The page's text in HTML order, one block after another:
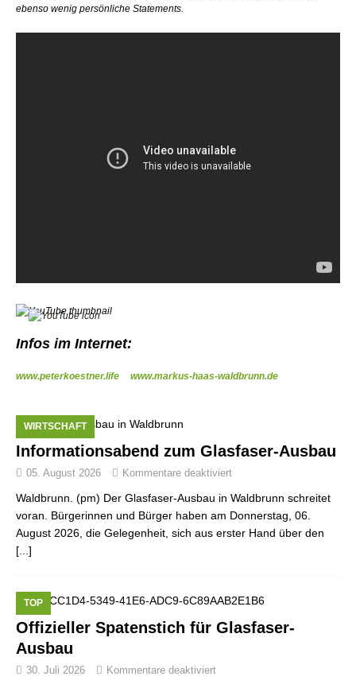
ebenso wenig persönliche Statements.
Infos im Internet:
www.peterkoestner.life www.markus-haas-waldbrunn.de
Informationsabend zum Glasfaser-Ausbau
WIRTSCHAFT
05. August 2026 Kommentare deaktiviert
Waldbrunn. (pm) Der Glasfaser-Ausbau in Waldbrunn schreitet
voran. Bürgerinnen und Bürger haben am Donnerstag, 06.
August 2026, die Gelegenheit, sich aus erster Hand über den
[...]
Offizieller Spatenstich für Glasfaser-
Ausbau
TOP
30. Juli 2026 Kommentare deaktiviert